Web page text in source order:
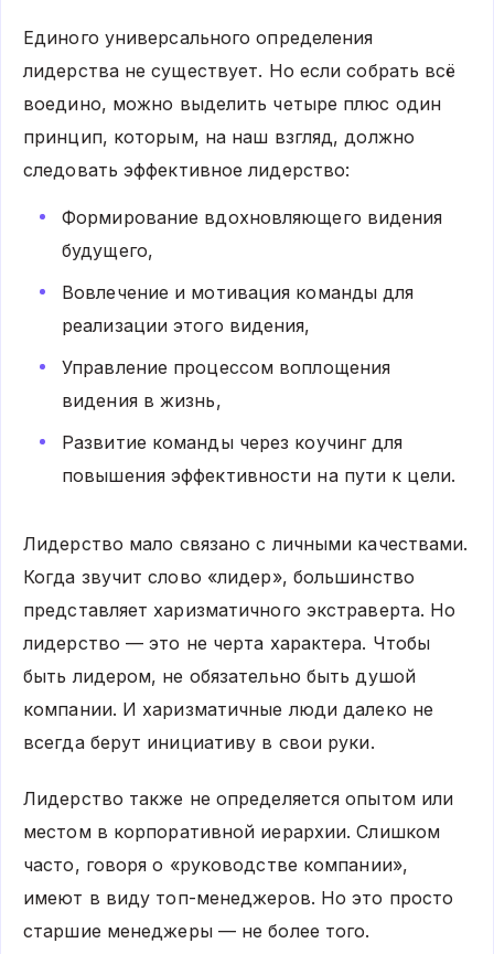
Единого универсального определения
лидерства не существует. Но если собрать всё
воедино, можно выделить четыре плюс один
принцип, которым, на наш взгляд, должно
следовать эффективное лидерство:
Формирование вдохновляющего видения
будущего,
Вовлечение и мотивация команды для
реализации этого видения,
Управление процессом воплощения
видения в жизнь,
Развитие команды через коучинг для
повышения эффективности на пути к цели.
Лидерство мало связано с личными качествами.
Когда звучит слово «лидер», большинство
представляет харизматичного экстраверта. Но
лидерство — это не черта характера. Чтобы
быть лидером, не обязательно быть душой
компании. И харизматичные люди далеко не
всегда берут инициативу в свои руки.
Лидерство также не определяется опытом или
местом в корпоративной иерархии. Слишком
часто, говоря о «руководстве компании»,
имеют в виду топ-менеджеров. Но это просто
старшие менеджеры — не более того.